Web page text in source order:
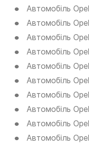
Автомобіль
Автомобіль
Автомобіль
Автомобіль
Автомобіль
Автомобіль
Автомобіль
Автомобіль
Автомобіль
Автомобіль